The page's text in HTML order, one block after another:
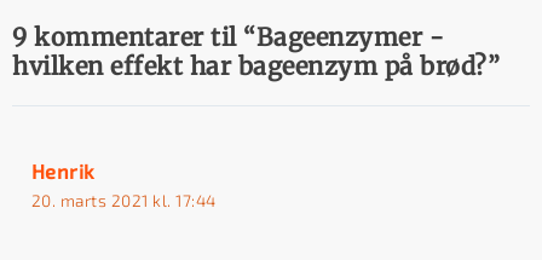
9 kommentarer til “Bageenzymer -
hvilken effekt har bageenzym på brød?”
Henrik
20. marts 2021 kl. 17:44